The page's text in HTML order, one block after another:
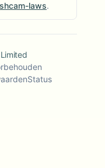
laws.
Status